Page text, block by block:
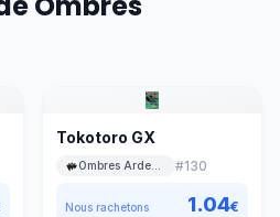
Tokotoro GX
#130
Nous rachetons 1.04€